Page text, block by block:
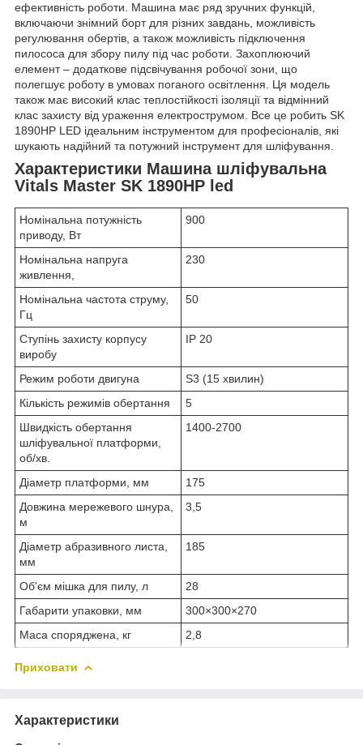
ефективність роботи. Машина має ряд зручних функцій,
включаючи знімний борт для різних завдань, можливість
регулювання обертів, а також можливість підключення
пилососа для збору пилу під час роботи. Захоплюючий
елемент – додаткове підсвічування робочої зони, що
полегшує роботу в умовах поганого освітлення. Ця модель
також має високий клас теплостійкості ізоляції та відмінний
клас захисту від ураження електрострумом. Все це робить SK
1890HP LED ідеальним інструментом для професіоналів, які
шукають надійний та потужний інструмент для шліфування.
Характеристики Машина шліфувальна
Vitals Master SK 1890HP led
Номінальна потужність
приводу, Вт
900
Номінальна напруга
живлення,
230
Номінальна частота струму,
Гц
50
Ступінь захисту корпусу
виробу
IP 20
Режим роботи двигуна
S3 (15 хвилин)
Кількість режимів обертання
5
Швидкість обертання
шліфувальної платформи,
об/хв.
1400-2700
Діаметр платформи, мм
175
Довжина мережевого шнура,
м
3,5
Діаметр абразивного листа,
мм
185
Об'єм мішка для пилу, л
28
Габарити упаковки, мм
300×300×270
Маса споряджена, кг
2,8
Приховати
Характеристики